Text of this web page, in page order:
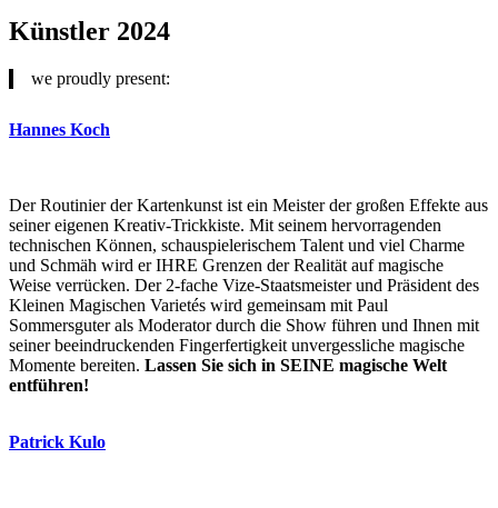
Künstler 2024
we proudly present:
Hannes Koch
Der Routinier der Kartenkunst ist ein Meister der großen Effekte aus
seiner eigenen Kreativ-Trickkiste. Mit seinem hervorragenden
technischen Können, schauspielerischem Talent und viel Charme
und Schmäh wird er IHRE Grenzen der Realität auf magische
Weise verrücken. Der 2-fache Vize-Staatsmeister und Präsident des
Kleinen Magischen Varietés wird gemeinsam mit Paul
Sommersguter als Moderator durch die Show führen und Ihnen mit
seiner beeindruckenden Fingerfertigkeit unvergessliche magische
Momente bereiten. Lassen Sie sich in SEINE magische Welt
entführen!
Patrick Kulo